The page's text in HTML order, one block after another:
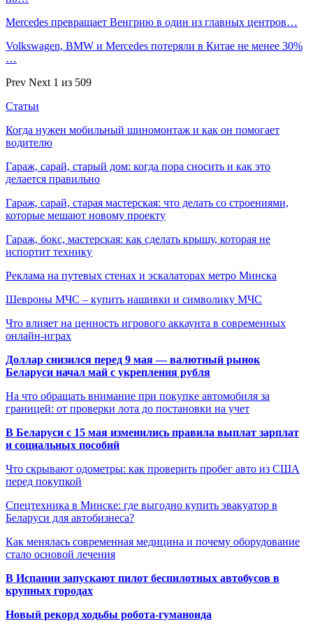
Mercedes превращает Венгрию в один из главных центров…
Volkswagen, BMW и Mercedes потеряли в Китае не менее 30%
…
Prev Next 1 из 509
Статьи
Когда нужен мобильный шиномонтаж и как он помогает
водителю
Гараж, сарай, старый дом: когда пора сносить и как это
делается правильно
Гараж, сарай, старая мастерская: что делать со строениями,
которые мешают новому проекту
Гараж, бокс, мастерская: как сделать крышу, которая не
испортит технику
Реклама на путевых стенах и эскалаторах метро Минска
Шевроны МЧС – купить нашивки и символику МЧС
Что влияет на ценность игрового аккаунта в современных
онлайн-играх
Доллар снизился перед 9 мая — валютный рынок
Беларуси начал май с укрепления рубля
На что обращать внимание при покупке автомобиля за
границей: от проверки лота до постановки на учет
В Беларуси с 15 мая изменились правила выплат зарплат
и социальных пособий
Что скрывают одометры: как проверить пробег авто из США
перед покупкой
Спецтехника в Минске: где выгодно купить эвакуатор в
Беларуси для автобизнеса?
Как менялась современная медицина и почему оборудование
стало основой лечения
В Испании запускают пилот беспилотных автобусов в
крупных городах
Новый рекорд ходьбы робота-гуманоида